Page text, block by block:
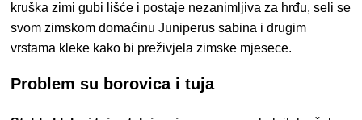
kruška zimi gubi lišće i postaje nezanimljiva za hrđu, seli se
svom zimskom domaćinu Juniperus sabina i drugim
vrstama kleke kako bi preživjela zimske mjesece.
Problem su borovica i tuja